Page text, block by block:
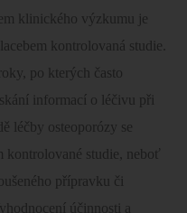
klinického výzkumu je
kontrolovaná studie.
po kterých často
informací o léčivu při
léčby osteoporózy se
kontrolované studie, neboť
přípravku či
účinnosti a